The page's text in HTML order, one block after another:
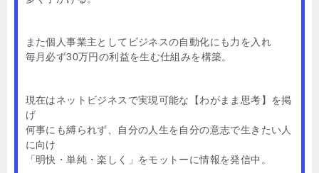
また個人事業主としてビジネスの自動化にも力を入れ
毎月必ず30万円の利益を生む仕組みを構築。
現在はネットビジネスで実現可能な【わがまま思考】を掲
げ
何事にも縛られず、自分の人生を自分の意志で生きたい人
に向け
「明快・単純・楽しく」をモットーに情報を発信中。